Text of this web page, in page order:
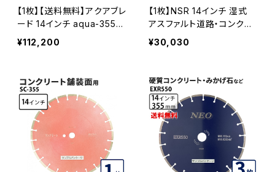
【1枚】【送料無料】アクアブレ
ード 14インチ aqua-355
【ダイヤツール株式会社】 埋
設鋳鉄管工事対応 ダイヤモ
ド AQUA-355
¥112,200
【1枚】NSR 14インチ 湿式
アスファルト道路・コンクリ
ート舗装面兼用 一般道路
カッター専用 nsr-14 ダイヤ
ード 刃 NSR-14
¥30,030